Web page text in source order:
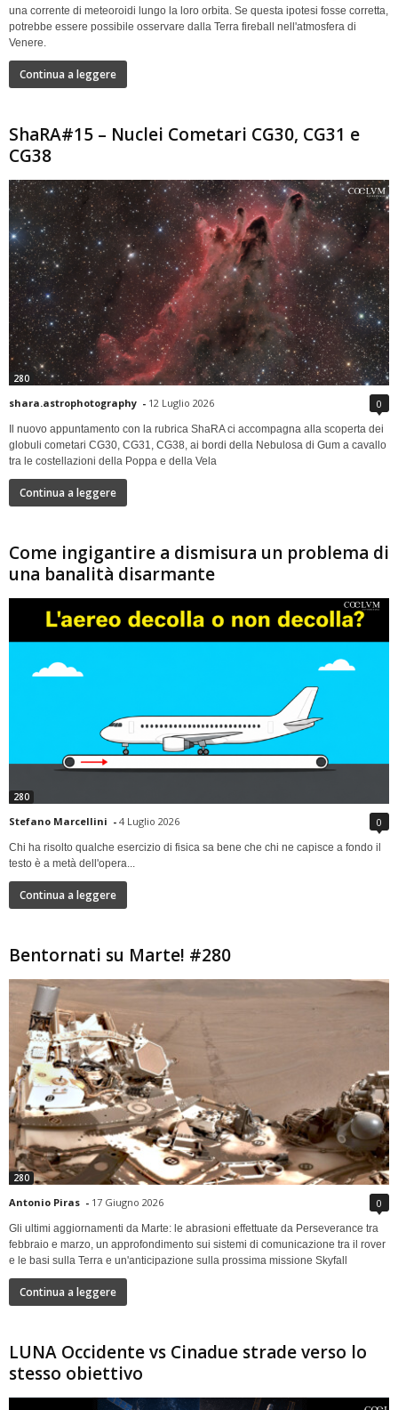
una corrente di meteoroidi lungo la loro orbita. Se questa ipotesi fosse corretta,
potrebbe essere possibile osservare dalla Terra fireball nell'atmosfera di
Venere.
Continua a leggere
ShaRA#15 – Nuclei Cometari CG30, CG31 e
CG38
280
shara.astrophotography - 12 Luglio 2026 0
Il nuovo appuntamento con la rubrica ShaRA ci accompagna alla scoperta dei
globuli cometari CG30, CG31, CG38, ai bordi della Nebulosa di Gum a cavallo
tra le costellazioni della Poppa e della Vela
Continua a leggere
Come ingigantire a dismisura un problema di
una banalità disarmante
280
Stefano Marcellini - 4 Luglio 2026 0
Chi ha risolto qualche esercizio di fisica sa bene che chi ne capisce a fondo il
testo è a metà dell'opera...
Continua a leggere
Bentornati su Marte! #280
280
Antonio Piras - 17 Giugno 2026 0
Gli ultimi aggiornamenti da Marte: le abrasioni effettuate da Perseverance tra
febbraio e marzo, un approfondimento sui sistemi di comunicazione tra il rover
e le basi sulla Terra e un'anticipazione sulla prossima missione Skyfall
Continua a leggere
LUNA Occidente vs Cinadue strade verso lo
stesso obiettivo